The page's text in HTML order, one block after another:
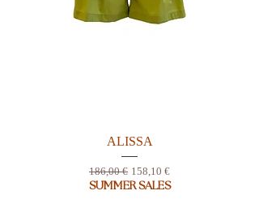
ALISSA
Prix original
186,00 € Prix promotionnel
158,10 €
SUMMER SALES